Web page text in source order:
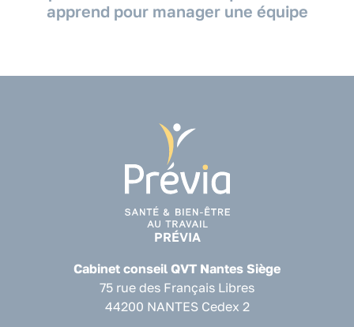
apprend pour manager une équipe
PRÉVIA
Cabinet conseil QVT Nantes Siège
75 rue des Français Libres
44200 NANTES Cedex 2